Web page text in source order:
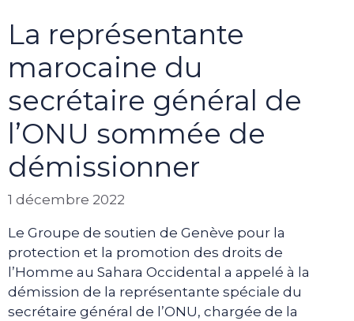
La représentante
marocaine du
secrétaire général de
l’ONU sommée de
démissionner
1 décembre 2022
Le Groupe de soutien de Genève pour la
protection et la promotion des droits de
l’Homme au Sahara Occidental a appelé à la
démission de la représentante spéciale du
secrétaire général de l’ONU, chargée de la